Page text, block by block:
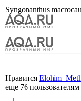
Syngonanthus
Нравится Elohim_Meth
еще 76 пользователям